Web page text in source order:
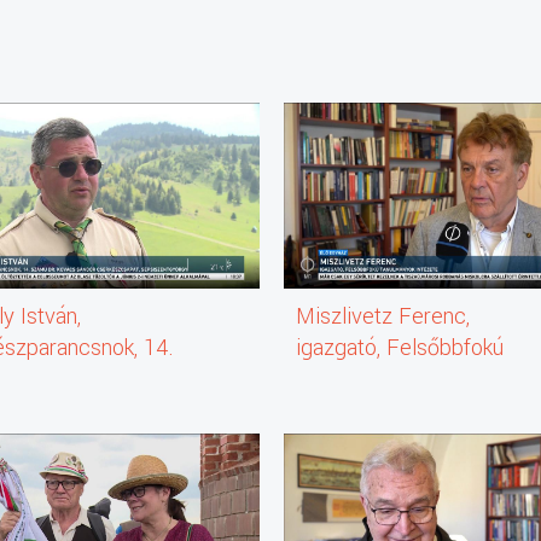
István,
14.
Miszlivetz Ferenc,
igazgató, Felsőbbfokú